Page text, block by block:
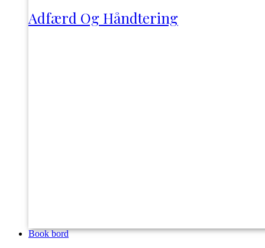
Adfærd Og Håndtering
Book bord